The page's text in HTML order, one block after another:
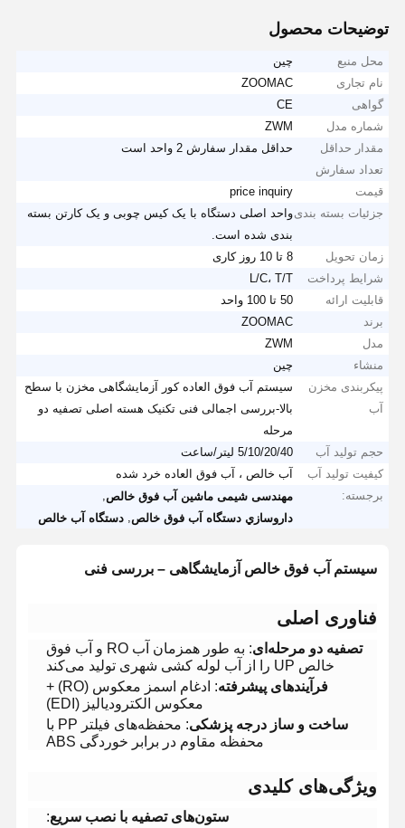
توضیحات محصول
محل منبع
چین
نام تجاری
ZOOMAC
گواهی
CE
شماره مدل
ZWM
مقدار حداقل
تعداد سفارش
حداقل مقدار سفارش 2 واحد است
قیمت
price inquiry
جزئیات بسته بندیواحد اصلی دستگاه با یک کیس چوبی و یک کارتن بسته
بندی شده است.
زمان تحویل
8 تا 10 روز کاری
شرایط پرداخت
L/C، T/T
قابلیت ارائه
50 تا 100 واحد
برند
ZOOMAC
مدل
ZWM
منشاء
چین
پیکربندی مخزن
آب
سیستم آب فوق العاده کور آزمایشگاهی مخزن با سطح
بالا-بررسی اجمالی فنی تکنیک هسته اصلی تصفیه دو
مرحله
حجم تولید آب
5/10/20/40 لیتر/ساعت
کیفیت تولید آب
آب خالص ، آب فوق العاده خرد شده
برجسته:
مهندسی شیمی ماشین آب فوق خالص
داروسازي دستگاه آب فوق خالص ,دستگاه آب خالص
​سیستم آب فوق خالص آزمایشگاهی – بررسی فنی​
​فناوری اصلی​
​تصفیه دو مرحله‌ای​
​: به طور همزمان آب RO و آب فوق
خالص UP را از آب لوله کشی شهری تولید می‌کند
​فرآیندهای پیشرفته​
​: ادغام اسمز معکوس (RO) +
معکوس الکترودیالیز (EDI)
​ساخت و ساز درجه پزشکی​
​: محفظه‌های فیلتر PP با
محفظه مقاوم در برابر خوردگی ABS
​ویژگی‌های کلیدی​
​ستون‌های تصفیه با نصب سریع​​: